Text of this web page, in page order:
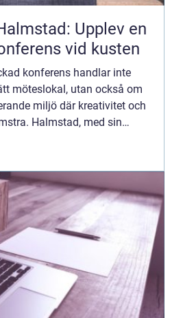
Upplev en
vid kusten
konferens handlar inte
möteslokal, utan också om
miljö där kreativitet och
Halmstad, med sin